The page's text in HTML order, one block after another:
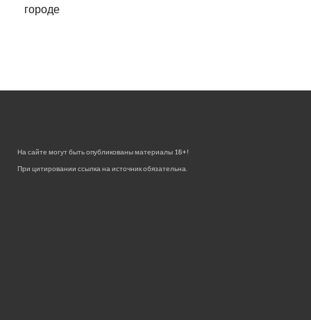
городе
На сайте могут быть опубликованы материалы 18+!
При цитировании ссылка на источник обязательна.